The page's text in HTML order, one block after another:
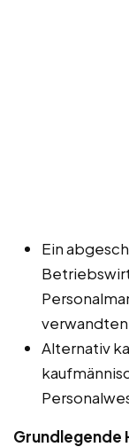
Ein
Alternativ
Grundlegende